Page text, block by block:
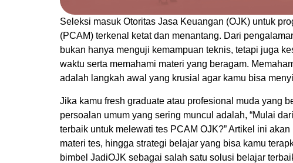
Seleksi masuk Otoritas Jasa Keuangan (OJK) untuk
(PCAM) terkenal ketat dan menantang. Dari
bukan hanya menguji kemampuan teknis, tetapi juga
waktu serta memahami materi yang beragam.
adalah langkah awal yang krusial agar kamu bisa
Jika kamu fresh graduate atau profesional muda yang
persoalan umum yang sering muncul adalah, “Mulai
terbaik untuk melewati tes PCAM OJK?” Artikel ini
materi tes, hingga strategi belajar yang bisa kamu
bimbel JadiOJK sebagai salah satu solusi belajar